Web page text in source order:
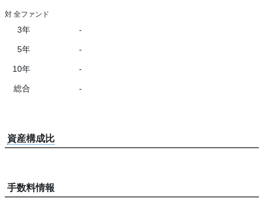
対 全ファンド
3年 -
5年 -
10年 -
総合 -
資産構成比
手数料情報